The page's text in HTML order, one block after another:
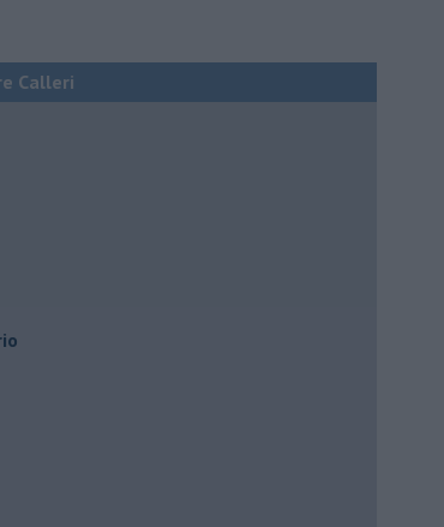
Calleri